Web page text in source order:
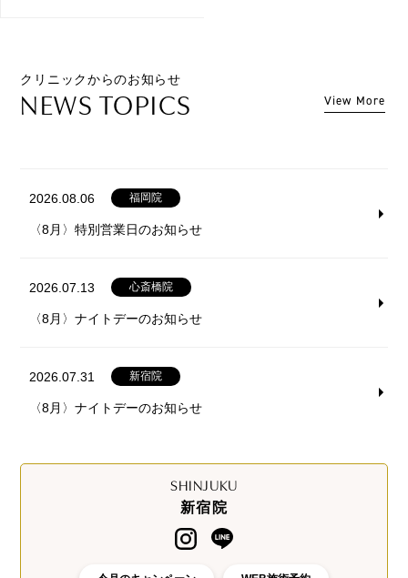
クリニックからのお知らせ
NEWS TOPICS View More
2026.08.06 福岡院
〈8月〉特別営業日のお知らせ
2026.07.13 心斎橋院
〈8月〉ナイトデーのお知らせ
2026.07.31 新宿院
〈8月〉ナイトデーのお知らせ
SHINJUKU
新宿院